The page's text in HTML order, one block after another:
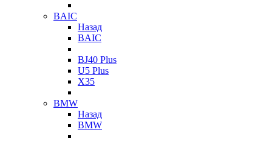
BAIC
Назад
BAIC
BJ40 Plus
U5 Plus
X35
BMW
Назад
BMW